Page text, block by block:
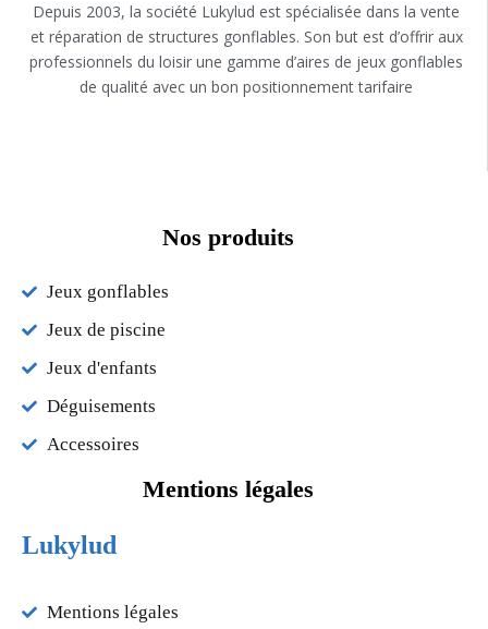
Depuis 2003, la société Lukylud est spécialisée dans la vente
et réparation de structures gonflables. Son but est d’offrir aux
professionnels du loisir une gamme d’aires de jeux gonflables
de qualité avec un bon positionnement tarifaire
Nos produits
Jeux gonflables
Jeux de piscine
Jeux d'enfants
Déguisements
Accessoires
Mentions légales
Lukylud
Mentions légales